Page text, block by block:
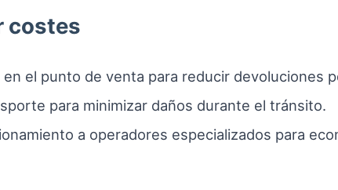
costes
el punto de venta para reducir devoluciones
para minimizar daños durante el tránsito.
a operadores especializados para